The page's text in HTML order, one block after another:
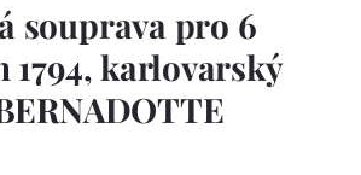
souprava pro 6
1794, karlovarský